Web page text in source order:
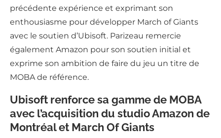
précédente expérience et exprimant son
enthousiasme pour développer March of Giants
avec le soutien d’Ubisoft. Parizeau remercie
également Amazon pour son soutien initial et
exprime son ambition de faire du jeu un titre de
MOBA de référence.
Ubisoft renforce sa gamme de MOBA
avec l’acquisition du studio Amazon de
Montréal et March Of Giants